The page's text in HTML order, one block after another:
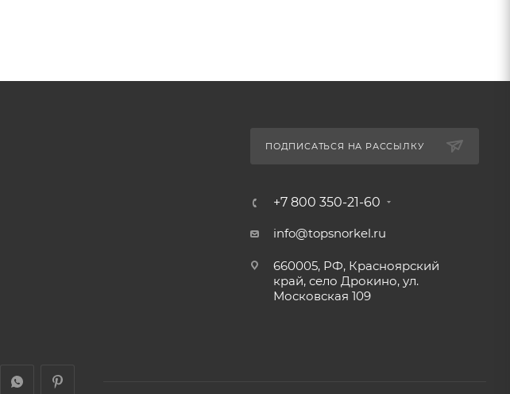
ПОДПИСАТЬСЯ НА РАССЫЛКУ
+7 800 350-21-60
info@topsnorkel.ru
660005, РФ, Красноярский
край, село Дрокино, ул.
Московская 109